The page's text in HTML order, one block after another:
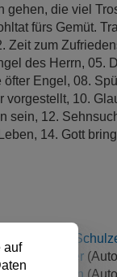
gehen, die viel
fürs Gemüt.
Zeit zum
des Herrn, 05.
Engel, 08.
vorgestellt, 10.
sein, 12.
14. Gott
Hermann
Dicker
Beermann
auf